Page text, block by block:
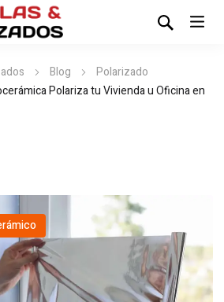
Blog
Polarizado
Polariza tu Vivienda u Oficina en